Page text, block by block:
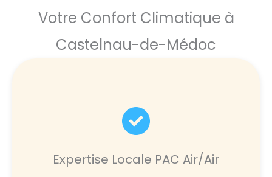
Votre Confort Climatique à
Castelnau-de-Médoc
Expertise Locale PAC Air/Air